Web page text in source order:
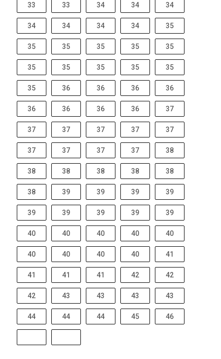
33 33 34 34 34
34 34 34 34 35
35 35 35 35 35
35 35 35 35 35
35 36 36 36 36
36 36 36 36 37
37 37 37 37 37
37 37 37 37 38
38 38 38 38 38
38 39 39 39 39
39 39 39 39 39
40 40 40 40 40
40 40 40 40 41
41 41 41 42 42
42 43 43 43 43
44 44 44 45 46